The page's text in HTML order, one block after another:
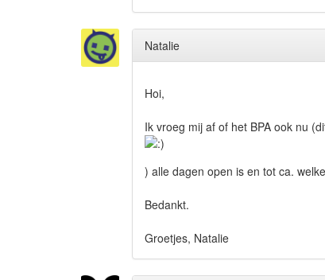
Natalie
Hoi,
Ik vroeg mij af of het BPA ook nu
) alle dagen open is en tot ca.
Bedankt.
Groetjes, Natalie